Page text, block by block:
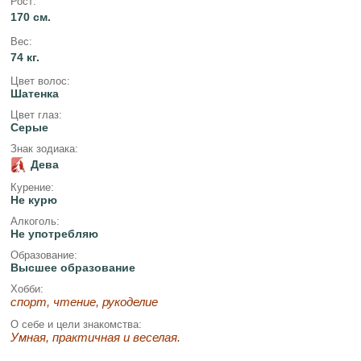
170 см.
Вес:
74 кг.
Цвет волос:
Шатенка
Цвет глаз:
Серые
Знак зодиака:
Дева
Курение:
Не курю
Алкоголь:
Не употребляю
Образование:
Высшее образование
Хобби:
спорт, чтение, рукоделие
О себе и цели знакомства:
Умная, практичная и веселая.